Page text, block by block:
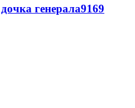
генерала9169